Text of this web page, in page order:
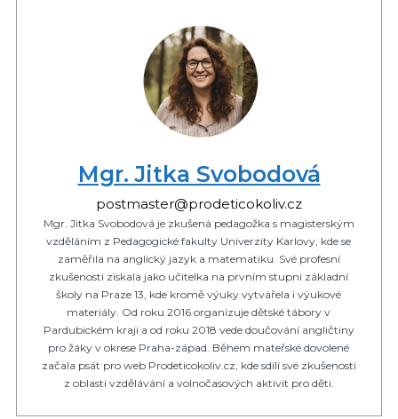
Mgr. Jitka Svobodová
postmaster@prodeticokoliv.cz
Mgr. Jitka Svobodová je zkušená pedagožka s magisterským
vzděláním z Pedagogické fakulty Univerzity Karlovy, kde se
zaměřila na anglický jazyk a matematiku. Své profesní
zkušenosti získala jako učitelka na prvním stupni základní
školy na Praze 13, kde kromě výuky vytvářela i výukové
materiály. Od roku 2016 organizuje dětské tábory v
Pardubickém kraji a od roku 2018 vede doučování angličtiny
pro žáky v okrese Praha-západ. Během mateřské dovolené
začala psát pro web Prodeticokoliv.cz, kde sdílí své zkušenosti
z oblasti vzdělávání a volnočasových aktivit pro děti.